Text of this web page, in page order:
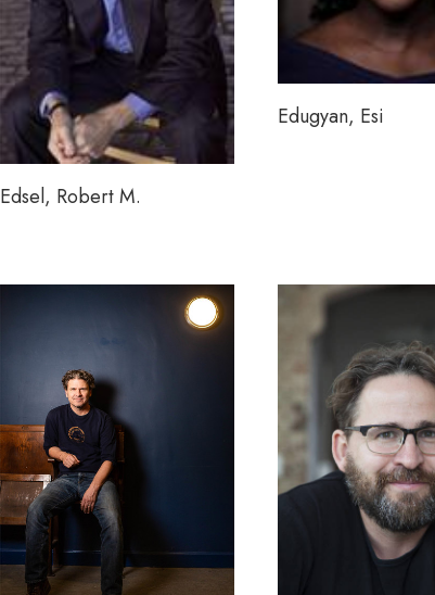
Edsel, Robert M.
Edugyan, Esi